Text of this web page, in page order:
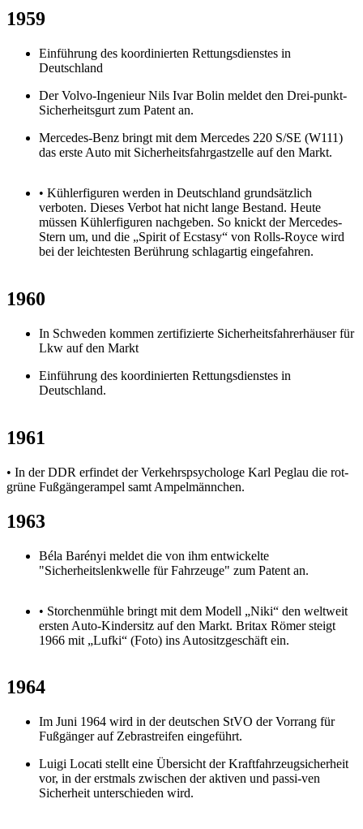
1959
Einführung des koordinierten Rettungsdienstes in
Deutschland
Der Volvo-Ingenieur Nils Ivar Bolin meldet den Drei-punkt-
Sicherheitsgurt zum Patent an.
Mercedes-Benz bringt mit dem Mercedes 220 S/SE (W111)
das erste Auto mit Sicherheitsfahrgastzelle auf den Markt.
• Kühlerfiguren werden in Deutschland grundsätzlich
verboten. Dieses Verbot hat nicht lange Bestand. Heute
müssen Kühlerfiguren nachgeben. So knickt der Mercedes-
Stern um, und die „Spirit of Ecstasy“ von Rolls-Royce wird
bei der leichtesten Berührung schlagartig eingefahren.
1960
In Schweden kommen zertifizierte Sicherheitsfahrerhäuser für
Lkw auf den Markt
Einführung des koordinierten Rettungsdienstes in
Deutschland.
1961
• In der DDR erfindet der Verkehrspsychologe Karl Peglau die rot-
grüne Fußgängerampel samt Ampelmännchen.
1963
Béla Barényi meldet die von ihm entwickelte
"Sicherheitslenkwelle für Fahrzeuge" zum Patent an.
• Storchenmühle bringt mit dem Modell „Niki“ den weltweit
ersten Auto-Kindersitz auf den Markt. Britax Römer steigt
1966 mit „Lufki“ (Foto) ins Autositzgeschäft ein.
1964
Im Juni 1964 wird in der deutschen StVO der Vorrang für
Fußgänger auf Zebrastreifen eingeführt.
Luigi Locati stellt eine Übersicht der Kraftfahrzeugsicherheit
vor, in der erstmals zwischen der aktiven und passi-ven
Sicherheit unterschieden wird.